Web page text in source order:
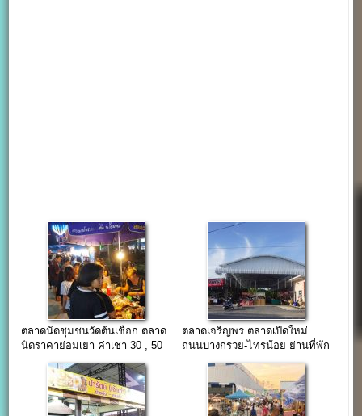
ตลาดนัดชุมชนวัดต้นเชือก ตลาด
นัดราคาย่อมเยา ค่าเช่า 30 , 50
ตลาดเจริญพร ตลาดเปิดใหม่
ถนนบางกรวย-ไทรน้อย ย่านที่พัก